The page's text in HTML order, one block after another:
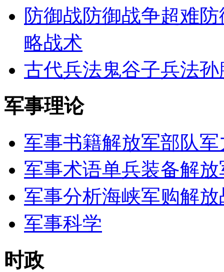
防御战防御战争超难
略战术
古代兵法鬼谷子兵法孙
军事理论
军事书籍解放军部队军
军事术语单兵装备解放
军事分析海峡军购解放
军事科学
时政